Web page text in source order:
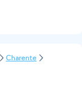
Charente